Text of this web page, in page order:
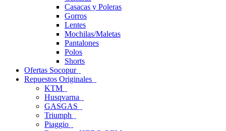
Casacas y Poleras
Gorros
Lentes
Mochilas/Maletas
Pantalones
Polos
Shorts
Ofertas Socopur
Repuestos Originales
KTM
Husqvarna
GASGAS
Triumph
Piaggio